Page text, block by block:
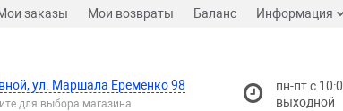
заказы Мои возвраты Баланс Информация
ул. Маршала Еременко 98
для выбора магазина
пн-пт с
выходной